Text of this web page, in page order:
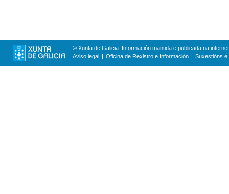
© Xunta de Galicia. Información mantida e publicada na
Aviso legal
Oficina de Rexistro e Información Suxestións e